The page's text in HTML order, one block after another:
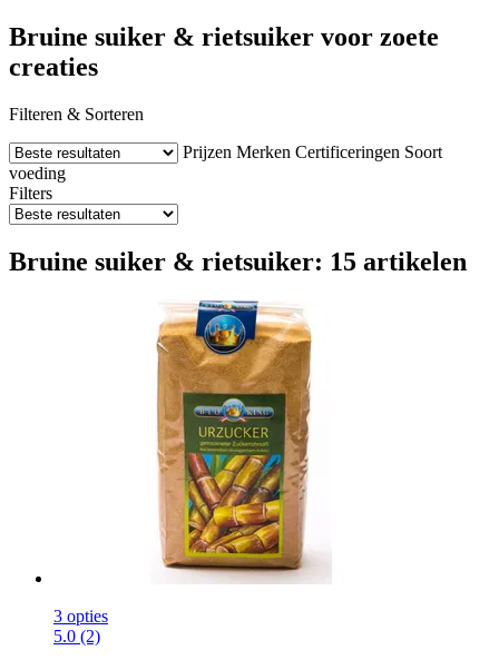
Bruine suiker & rietsuiker voor zoete
creaties
Filteren & Sorteren
Prijzen Merken Certificeringen Soort
voeding
Filters
Bruine suiker & rietsuiker: 15 artikelen
3 opties
5.0 (2)